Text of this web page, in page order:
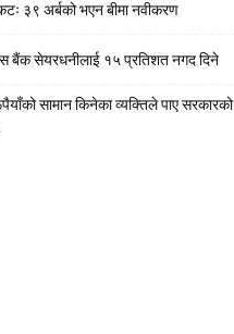
३९ अर्बको भएन बीमा नवीकरण
बैंक सेयरधनीलाई १५ प्रतिशत नगद दिने
सामान किनेका व्यक्तिले पाए सरकारको